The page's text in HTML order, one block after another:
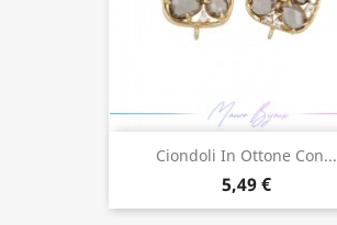
Ciondoli In Ottone Con...
5,49 €